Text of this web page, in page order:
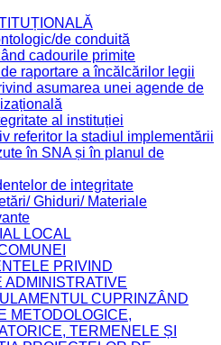
de conduită
cadourile primite
raportare a încălcărilor legii
asumarea unei agende de
al instituției
referitor la stadiul implementării
în SNA și în planul de
de integritate
Ghiduri/ Materiale
LOCAL
PRIVIND
ADMINISTRATIVE
CUPRINZÂND
METODOLOGICE,
TERMENELE ȘI